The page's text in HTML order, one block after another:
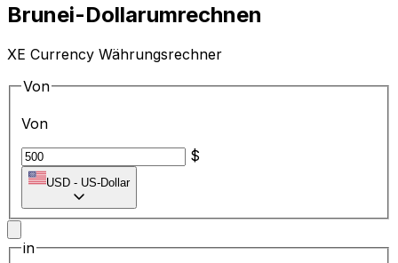
Brunei-Dollarumrechnen
XE Currency Währungsrechner
Von
Von
$
USD - US-Dollar
in